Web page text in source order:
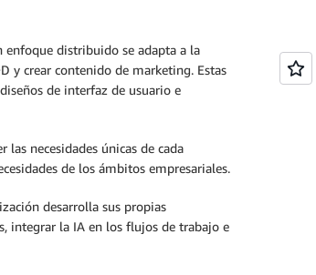
enfoque distribuido se adapta a la
y crear contenido de marketing. Estas
de interfaz de usuario e
necesidades únicas de cada
de los ámbitos empresariales.
desarrolla sus propias
integrar la IA en los flujos de trabajo e